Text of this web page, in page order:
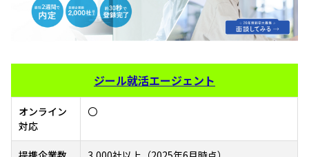
ジール就活エージェント
オンライン
対応
〇